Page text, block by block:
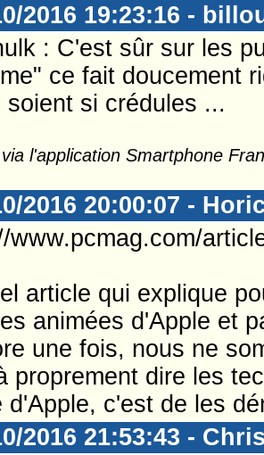
2016 19:23:16 -
: C'est sûr sur les
ce fait doucement
soient si crédules ...
l'application Smartphone
2016 20:00:07 -
www.pcmag.com/
article qui explique
animées d'Apple et
une fois, nous ne
proprement dire les
d'Apple, c'est de les
2016 21:53:43 -